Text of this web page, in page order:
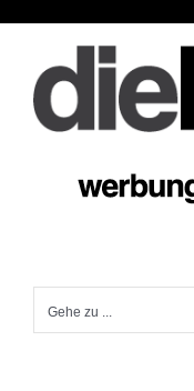
springen
Gehe zu ...